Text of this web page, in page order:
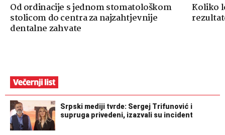
Od ordinacije s jednom stomatološkom
stolicom do centra za najzahtjevnije
dentalne zahvate
Koliko